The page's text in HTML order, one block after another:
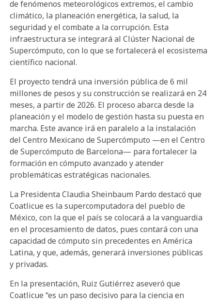
de fenómenos meteorológicos extremos, el cambio
climático, la planeación energética, la salud, la
seguridad y el combate a la corrupción. Esta
infraestructura se integrará al Clúster Nacional de
Supercómputo, con lo que se fortalecerá el ecosistema
científico nacional.
El proyecto tendrá una inversión pública de 6 mil
millones de pesos y su construcción se realizará en 24
meses, a partir de 2026. El proceso abarca desde la
planeación y el modelo de gestión hasta su puesta en
marcha. Este avance irá en paralelo a la instalación
del Centro Mexicano de Supercómputo —en el Centro
de Supercómputo de Barcelona— para fortalecer la
formación en cómputo avanzado y atender
problemáticas estratégicas nacionales.
La Presidenta Claudia Sheinbaum Pardo destacó que
Coatlicue es la supercomputadora del pueblo de
México, con la que el país se colocará a la vanguardia
en el procesamiento de datos, pues contará con una
capacidad de cómputo sin precedentes en América
Latina, y que, además, generará inversiones públicas
y privadas.
En la presentación, Ruiz Gutiérrez aseveró que
Coatlicue “es un paso decisivo para la ciencia en